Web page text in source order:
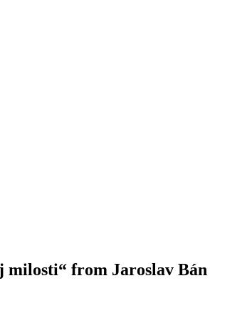
milosti“ from Jaroslav Bán